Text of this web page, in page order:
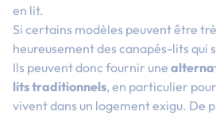
en lit.
Si certains modèles peuvent être
heureusement des canapés-lits qui
Ils peuvent donc fournir une
lits traditionnels, en particulier
vivent dans un logement exigu. De